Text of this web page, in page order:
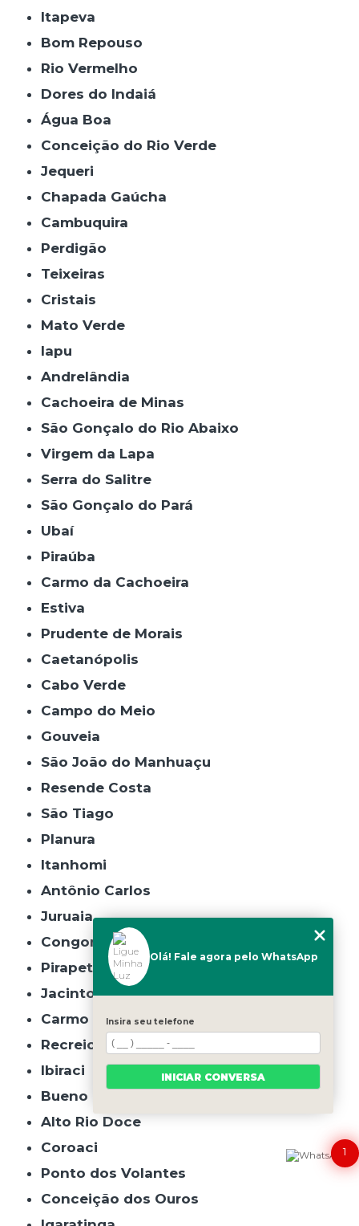
Itapeva
Bom Repouso
Rio Vermelho
Dores do Indaiá
Água Boa
Conceição do Rio Verde
Jequeri
Chapada Gaúcha
Cambuquira
Perdigão
Teixeiras
Cristais
Mato Verde
Iapu
Andrelândia
Cachoeira de Minas
São Gonçalo do Rio Abaixo
Virgem da Lapa
Serra do Salitre
São Gonçalo do Pará
Ubaí
Piraúba
Carmo da Cachoeira
Estiva
Prudente de Morais
Caetanópolis
Cabo Verde
Campo do Meio
Gouveia
São João do Manhuaçu
Resende Costa
São Tiago
Planura
Itanhomi
Antônio Carlos
Juruaia
Congonhal
Pirapetinga
Jacinto
Carmo da Mata
Recreio
Ibiraci
Bueno Brandão
Alto Rio Doce
Coroaci
Ponto dos Volantes
Conceição dos Ouros
1
Olá! Fale agora pelo WhatsApp
Insira seu telefone
INICIAR CONVERSA